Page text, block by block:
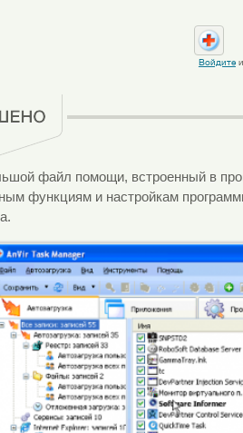
Войдите
файл помощи, встроенный в
функциям и настройкам